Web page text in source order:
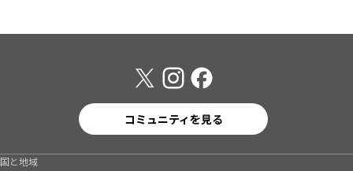
コミュニティを見る
国と地域